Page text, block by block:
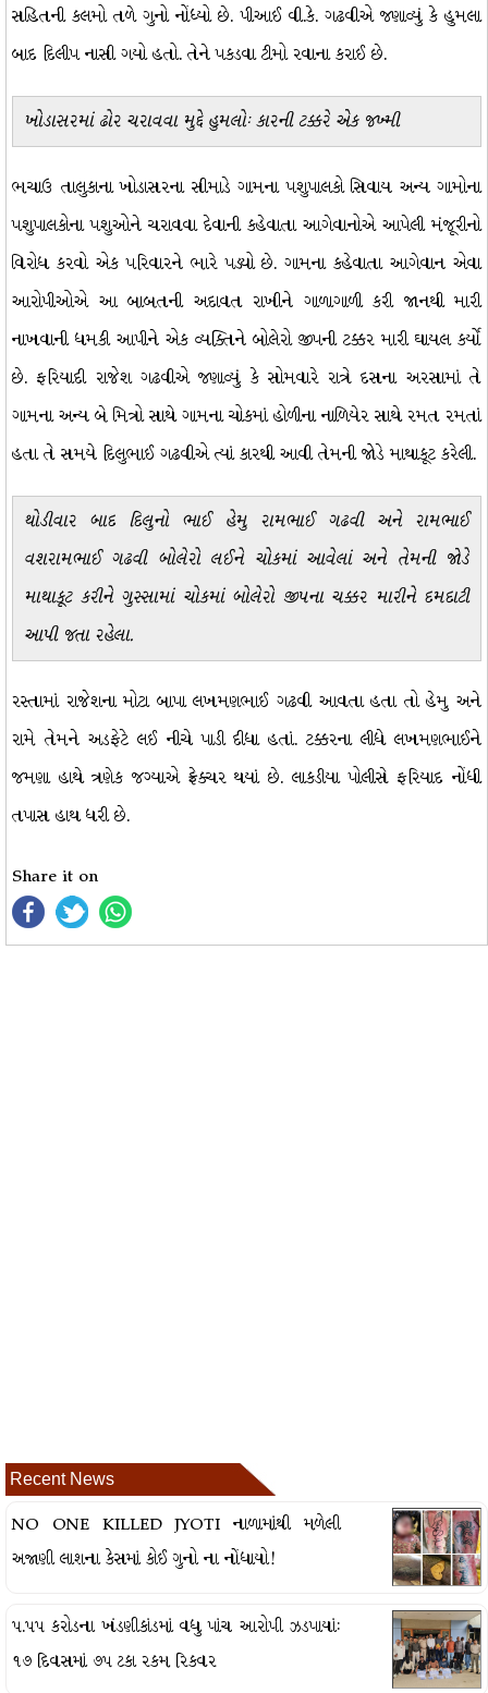
સહિતની કલમો તળે ગુનો નોંધ્યો છે. પીઆઈ વી.કે. ગઢવીએ જણાવ્યું કે હુમલા
બાદ દિલીપ નાસી ગયો હતો. તેને પકડવા ટીમો રવાના કરાઈ છે.
ખોડાસરમાં ઢોર ચરાવવા મુદ્દે હુમલોઃ કારની ટક્કરે એક જખ્મી
ભચાઉ તાલુકાના ખોડાસરના સીમાડે ગામના પશુપાલકો સિવાય અન્ય ગામોના
પશુપાલકોના પશુઓને ચરાવવા દેવાની કહેવાતા આગેવાનોએ આપેલી મંજૂરીનો
વિરોધ કરવો એક પરિવારને ભારે પડ્યો છે. ગામના કહેવાતા આગેવાન એવા
આરોપીઓએ આ બાબતની અદાવત રાખીને ગાળાગાળી કરી જાનથી મારી
નાખવાની ધમકી આપીને એક વ્યક્તિને બોલેરો જીપની ટક્કર મારી ઘાયલ કર્યો
છે. ફરિયાદી રાજેશ ગઢવીએ જણાવ્યું કે સોમવારે રાત્રે દસના અરસામાં તે
ગામના અન્ય બે મિત્રો સાથે ગામના ચોકમાં હોળીના નાળિયેર સાથે રમત રમતાં
હતા તે સમયે દિલુભાઈ ગઢવીએ ત્યાં કારથી આવી તેમની જોડે માથાકૂટ કરેલી.
થોડીવાર બાદ દિલુનો ભાઈ હેમુ રામભાઈ ગઢવી અને રામભાઈ
વશરામભાઈ ગઢવી બોલેરો લઈને ચોકમાં આવેલાં અને તેમની જોડે
માથાકૂટ કરીને ગુસ્સામાં ચોકમાં બોલેરો જીપના ચક્કર મારીને દમદાટી
આપી જતા રહેલા.
રસ્તામાં રાજેશના મોટા બાપા લખમણભાઈ ગઢવી આવતા હતા તો હેમુ અને
રામે તેમને અડફેટે લઈ નીચે પાડી દીધા હતાં. ટક્કરના લીધે લખમણભાઈને
જમણા હાથે ત્રણેક જગ્યાએ ફ્રેક્ચર થયાં છે. લાકડીયા પોલીસે ફરિયાદ નોંધી
તપાસ હાથ ધરી છે.
Share it on
Recent News
NO ONE KILLED JYOTI નાળામાંથી મળેલી
અજાણી લાશના કેસમાં કોઈ ગુનો ના નોંધાયો!
૫.૫૫ કરોડના ખંડણીકાંડમાં વધુ પાંચ આરોપી ઝડપાયાં:
૧૭ દિવસમાં ૭૫ ટકા રકમ રિકવર